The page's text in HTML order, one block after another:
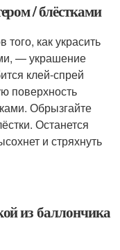
/ блёстками
как украсить
— украшение
клей-спрей
поверхность
Обрызгайте
Останется
и стряхнуть
из баллончика